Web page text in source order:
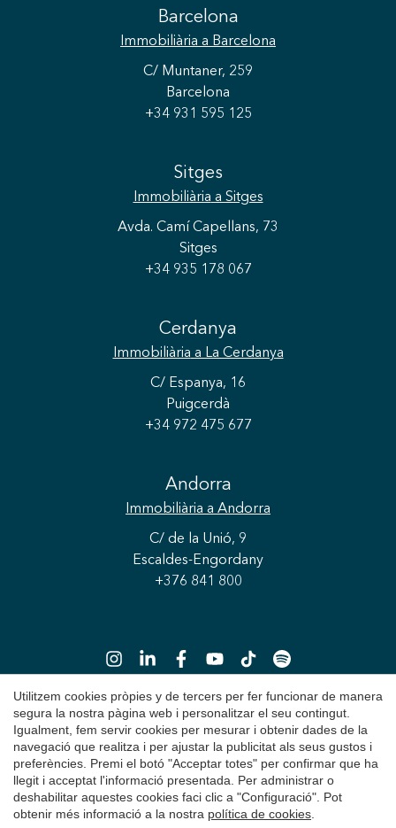
Barcelona
Immobiliària a Barcelona
C/ Muntaner, 259
Barcelona
+34 931 595 125
Sitges
Immobiliària a Sitges
Avda. Camí Capellans, 73
Sitges
+34 935 178 067
Cerdanya
Immobiliària a La Cerdanya
C/ Espanya, 16
Puigcerdà
+34 972 475 677
Andorra
Immobiliària a Andorra
C/ de la Unió, 9
Escaldes-Engordany
+376 841 800
Copyright 2026 © Durán Carasso
Avís Legal
Política de Privacitat
Utilitzem cookies pròpies y de tercers per fer funcionar de manera
segura la nostra pàgina web i personalitzar el seu contingut.
Igualment, fem servir cookies per mesurar i obtenir dades de la
navegació que realitza i per ajustar la publicitat als seus gustos i
preferències. Premi el botó "Acceptar totes" per confirmar que ha
llegit i acceptat l'informació presentada. Per administrar o
deshabilitar aquestes cookies faci clic a "Configuració". Pot
obtenir més informació a la nostra política de cookies.
Guardar configuració Acceptar totes